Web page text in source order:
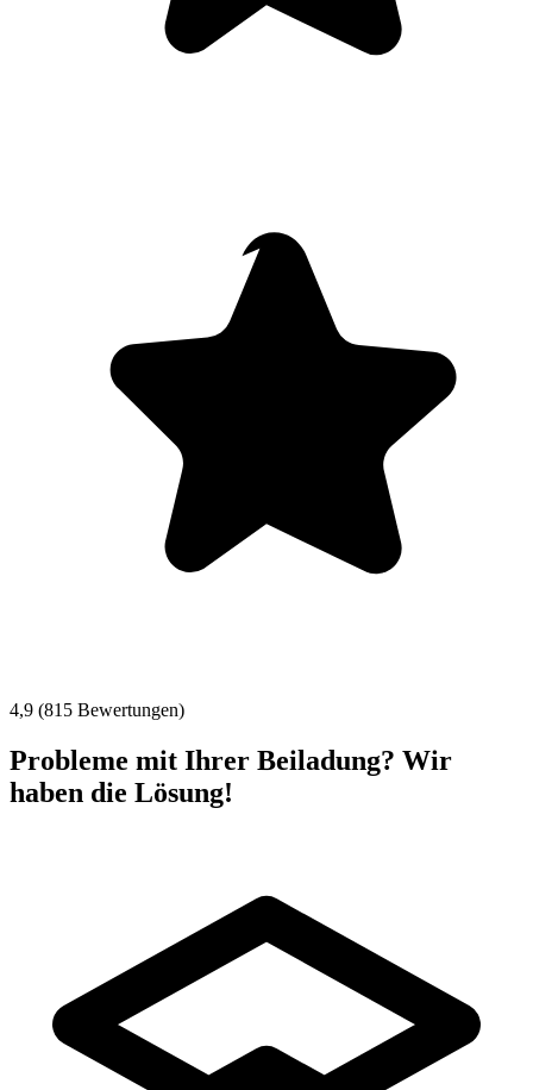
4,9 (815 Bewertungen)
Probleme mit Ihrer Beiladung? Wir
haben die Lösung!